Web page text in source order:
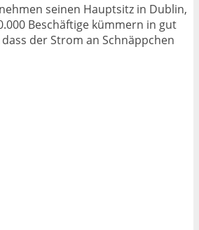
seinen Hauptsitz in Dublin,
Beschäftige kümmern in gut
der Strom an Schnäppchen